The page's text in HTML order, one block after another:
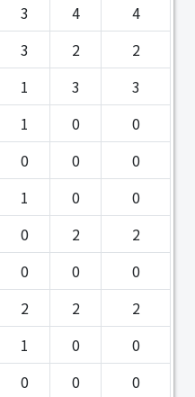
3 4
4
3 2
2
1 3
3
1 0
0
0 0
0
1 0
0
0 2
2
0 0
0
2 2
2
1 0
0
0 0
0